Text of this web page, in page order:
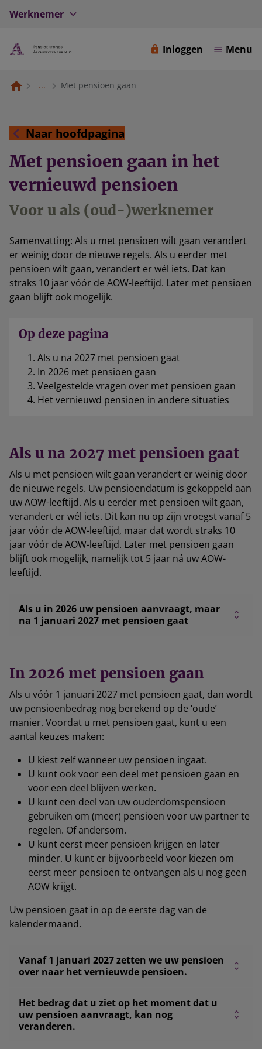
Werknemer
Inloggen Menu
... Met pensioen gaan
Naar hoofdpagina
Met pensioen gaan in het
vernieuwd pensioen
Voor u als (oud-)werknemer
Samenvatting: Als u met pensioen wilt gaan verandert
er weinig door de nieuwe regels. Als u eerder met
pensioen wilt gaan, verandert er wél iets. Dat kan
straks 10 jaar vóór de AOW-leeftijd. Later met pensioen
gaan blijft ook mogelijk.
Op deze pagina
Als u na 2027 met pensioen gaat
In 2026 met pensioen gaan
Veelgestelde vragen over met pensioen gaan
Het vernieuwd pensioen in andere situaties
Als u na 2027 met pensioen gaat
Als u met pensioen wilt gaan verandert er weinig door
de nieuwe regels. Uw pensioendatum is gekoppeld aan
uw AOW-leeftijd. Als u eerder met pensioen wilt gaan,
verandert er wél iets. Dit kan nu op zijn vroegst vanaf 5
jaar vóór de AOW-leeftijd, maar dat wordt straks 10
jaar vóór de AOW-leeftijd. Later met pensioen gaan
blijft ook mogelijk, namelijk tot 5 jaar ná uw AOW-
leeftijd.
Als u in 2026 uw pensioen aanvraagt, maar
na 1 januari 2027 met pensioen gaat
In 2026 met pensioen gaan
Als u vóór 1 januari 2027 met pensioen gaat, dan wordt
uw pensioenbedrag nog berekend op de ‘oude’
manier. Voordat u met pensioen gaat, kunt u een
aantal keuzes maken:
U kiest zelf wanneer uw pensioen ingaat.
U kunt ook voor een deel met pensioen gaan en
voor een deel blijven werken.
U kunt een deel van uw ouderdomspensioen
gebruiken om (meer) pensioen voor uw partner te
regelen. Of andersom.
U kunt eerst meer pensioen krijgen en later
minder. U kunt er bijvoorbeeld voor kiezen om
eerst meer pensioen te ontvangen als u nog geen
AOW krijgt.
Uw pensioen gaat in op de eerste dag van de
kalendermaand.
Vanaf 1 januari 2027 zetten we uw pensioen
over naar het vernieuwde pensioen.
Het bedrag dat u ziet op het moment dat u
uw pensioen aanvraagt, kan nog
veranderen.